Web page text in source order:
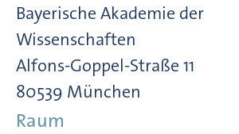
Bayerische Akademie der
Wissenschaften
Alfons-Goppel-Straße 11
80539 München
Raum